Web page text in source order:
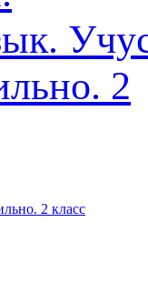
2 класс